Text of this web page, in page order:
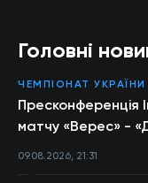
Головні
ЧЕМПІОНАТ УКРАЇНИ
Пресконференція
матчу «Верес» -
09.08.2026, 21:31